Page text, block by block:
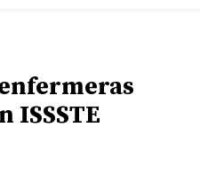
ISSSTE